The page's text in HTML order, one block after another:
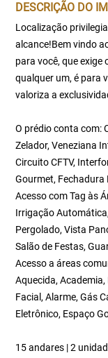
DESCRIÇÃO DO
Localização
alcance!Bem vindo
para você, que exige
qualquer um, é para
valoriza a
O prédio conta com:
Zelador, Veneziana
Circuito CFTV,
Gourmet,
Acesso com Tag às
Irrigação
Pergolado, Vista
Salão de Festas,
Acesso a áreas
Aquecida,
Facial, Alarme, Gás
Eletrônico, Espaço
15 andares | 2